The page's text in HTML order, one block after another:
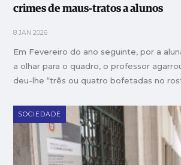
crimes de maus-tratos a alunos
8 JAN 2026
Em Fevereiro do ano seguinte, por a
a olhar para o quadro, o professor
deu-lhe “três ou quatro bofetadas no
SOCIEDADE